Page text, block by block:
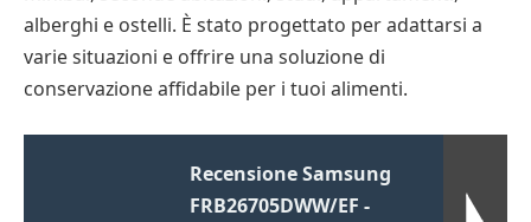
alberghi e ostelli. È stato progettato per adattarsi a
varie situazioni e offrire una soluzione di
conservazione affidabile per i tuoi alimenti.
Recensione Samsung
FRB26705DWW/EF -